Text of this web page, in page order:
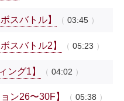
スバトル】 03:45
スバトル2】 05:23
ング1】 04:02
ン26〜30F】 05:38